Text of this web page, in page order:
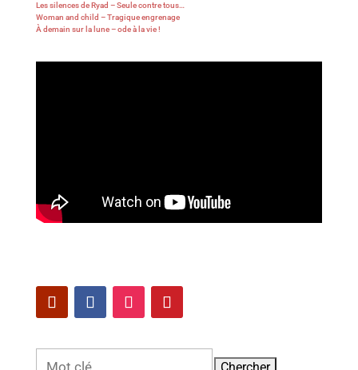
Les silences de Ryad – Seule contre tous…
Woman and child – Tragique engrenage
À demain sur la lune – ode à la vie !
Rechercher: